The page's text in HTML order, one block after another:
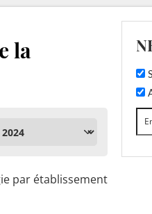
la
par établissement